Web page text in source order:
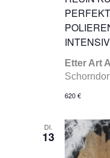
Etter Art
620 €
DI.
13